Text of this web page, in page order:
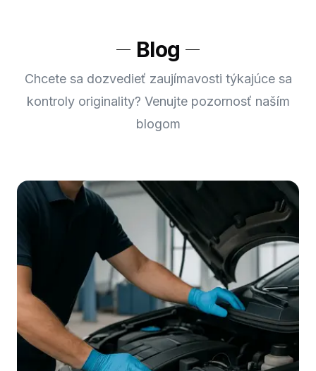
Blog
Chcete sa dozvedieť zaujímavosti týkajúce sa
kontroly originality? Venujte pozornosť naším
blogom